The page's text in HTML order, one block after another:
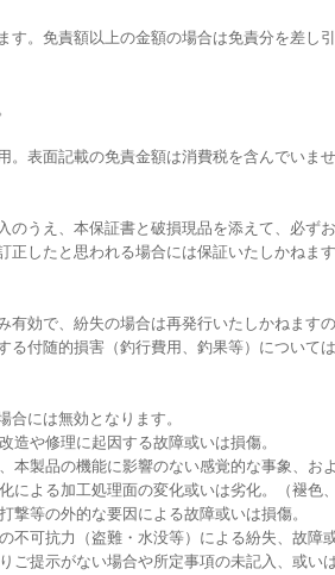
す。免責額以上の金額の場合は免責分を差し
。表面記載の免責金額は消費税を含んでいま
のうえ、本保証書と破損現品を添えて、必ず
正したと思われる場合には保証いたしかねま
有効で、紛失の場合は再発行いたしかねます
る付随的損害（釣行費用、釣果等）について
合には無効となります。
造や修理に起因する故障或いは損傷。
本製品の機能に影響のない感覚的な事象、お
による加工処理面の変化或いは劣化。（褪色
撃等の外的な要因による故障或いは損傷。
不可抗力（盗難・水没等）による紛失、故障
ご提示がない場合や所定事項の未記入、或い